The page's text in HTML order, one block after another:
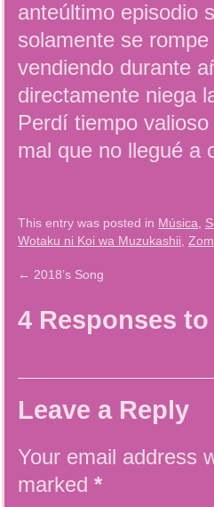
anteúltimo episodio
solamente se
vendiendo durante
directamente niega
Perdí tiempo
mal que no llegué a
This entry was posted in Música
Wotaku ni Koi wa Muzukashii
← 2018’s Song
4 Responses to
Leave a Reply
Your email address
marked *